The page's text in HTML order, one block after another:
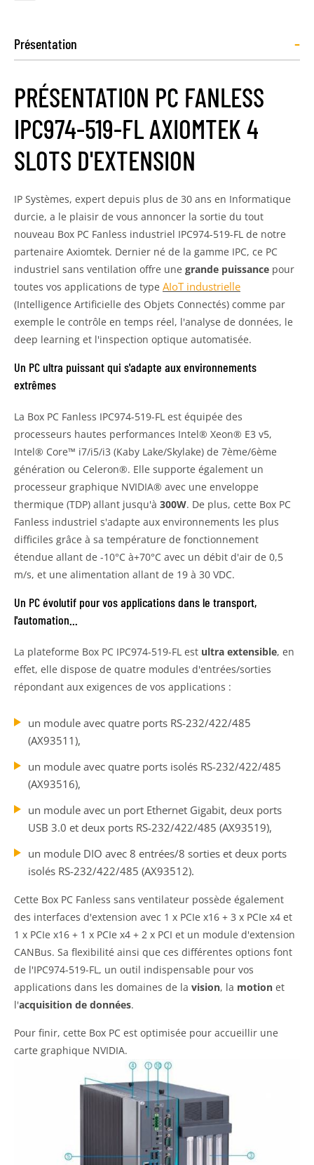
Présentation -
PRÉSENTATION PC FANLESS
IPC974-519-FL AXIOMTEK 4
SLOTS D'EXTENSION
IP Systèmes, expert depuis plus de 30 ans en Informatique
durcie, a le plaisir de vous annoncer la sortie du tout
nouveau Box PC Fanless industriel IPC974-519-FL de notre
partenaire Axiomtek. Dernier né de la gamme IPC, ce PC
industriel sans ventilation offre une grande puissance pour
toutes vos applications de type AIoT industrielle
(Intelligence Artificielle des Objets Connectés) comme par
exemple le contrôle en temps réel, l'analyse de données, le
deep learning et l'inspection optique automatisée.
Un PC ultra puissant qui s'adapte aux environnements
extrêmes
La Box PC Fanless IPC974-519-FL est équipée des
processeurs hautes performances Intel® Xeon® E3 v5,
Intel® Core™ i7/i5/i3 (Kaby Lake/Skylake) de 7ème/6ème
génération ou Celeron®. Elle supporte également un
processeur graphique NVIDIA® avec une enveloppe
thermique (TDP) allant jusqu'à 300W. De plus, cette Box PC
Fanless industriel s'adapte aux environnements les plus
difficiles grâce à sa température de fonctionnement
étendue allant de -10°C à+70°C avec un débit d'air de 0,5
m/s, et une alimentation allant de 19 à 30 VDC.
Un PC évolutif pour vos applications dans le transport,
l'automation...
La plateforme Box PC IPC974-519-FL est ultra extensible, en
effet, elle dispose de quatre modules d'entrées/sorties
répondant aux exigences de vos applications :
un module avec quatre ports RS-232/422/485
(AX93511),
un module avec quatre ports isolés RS-232/422/485
(AX93516),
un module avec un port Ethernet Gigabit, deux ports
USB 3.0 et deux ports RS-232/422/485 (AX93519),
un module DIO avec 8 entrées/8 sorties et deux ports
isolés RS-232/422/485 (AX93512).
Cette Box PC Fanless sans ventilateur possède également
des interfaces d'extension avec 1 x PCIe x16 + 3 x PCIe x4 et
1 x PCIe x16 + 1 x PCIe x4 + 2 x PCI et un module d'extension
CANBus. Sa flexibilité ainsi que ces différentes options font
de l'IPC974-519-FL, un outil indispensable pour vos
applications dans les domaines de la vision, la motion et
l'acquisition de données.
Pour finir, cette Box PC est optimisée pour accueillir une
carte graphique NVIDIA.